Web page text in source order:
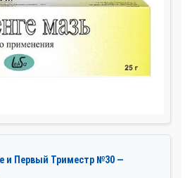
и Первый Триместр №30 —